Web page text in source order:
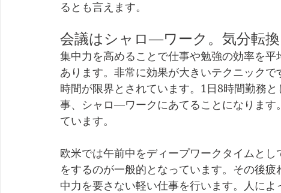
るとも言えます。
会議はシャロ―ワーク。気分転換
集中力を高めることで仕事や勉強の効率を
あります。非常に効果が大きいテクニック
時間が限界とされています。1日8時間勤務
事、シャロ―ワークにあてることになりま
ています。
欧米では午前中をディープワークタイムと
をするのが一般的となっています。その後
中力を要さない軽い仕事を行います。人に